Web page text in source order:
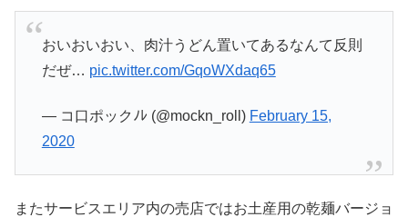
おいおいおい、肉汁うどん置いてあるなんて反則
だぜ… pic.twitter.com/GqoWXdaq65
— コ口ポックﾉﾚ (@mockn_roll) February 15,
2020
またサービスエリア内の売店ではお土産用の乾麺バージョ